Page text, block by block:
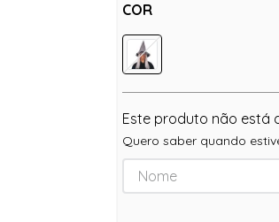
COR
Este produto não está
Quero saber quando